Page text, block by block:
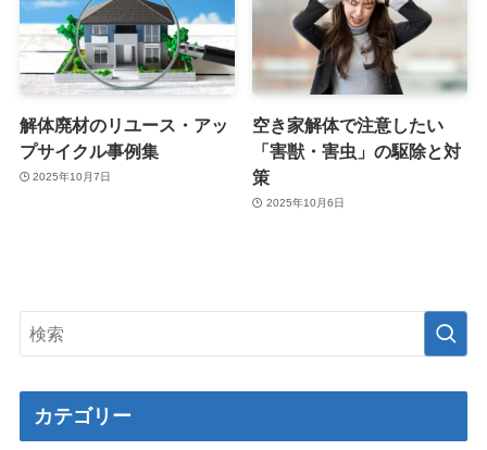
解体廃材のリユース・アッ
プサイクル事例集
2025年10月7日
空き家解体で注意したい
「害獣・害虫」の駆除と対
策
2025年10月6日
カテゴリー